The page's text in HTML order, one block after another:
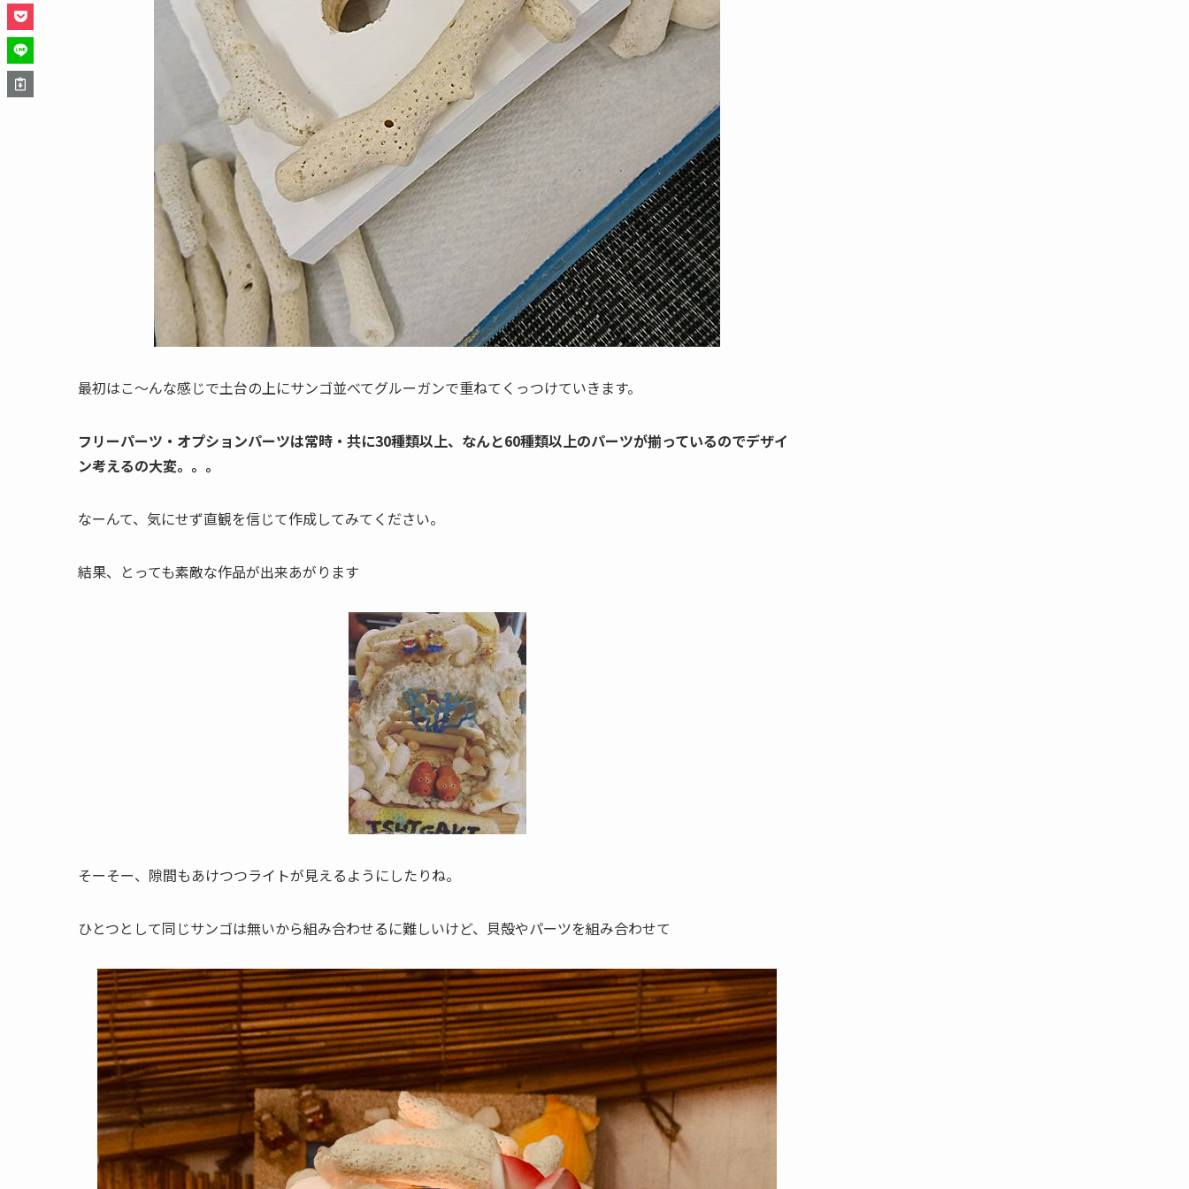
最初はこ〜んな感じで土台の上にサンゴ並べてグルーガンで重ねてくっつけていきます。
フリーパーツ・オプションパーツは常時・共に30種類以上、なんと60種類以上のパーツが揃っているのでデザイ
ン考えるの大変。。。
なーんて、気にせず直観を信じて作成してみてください。
結果、とっても素敵な作品が出来あがります
そーそー、隙間もあけつつライトが見えるようにしたりね。
ひとつとして同じサンゴは無いから組み合わせるに難しいけど、貝殻やパーツを組み合わせて